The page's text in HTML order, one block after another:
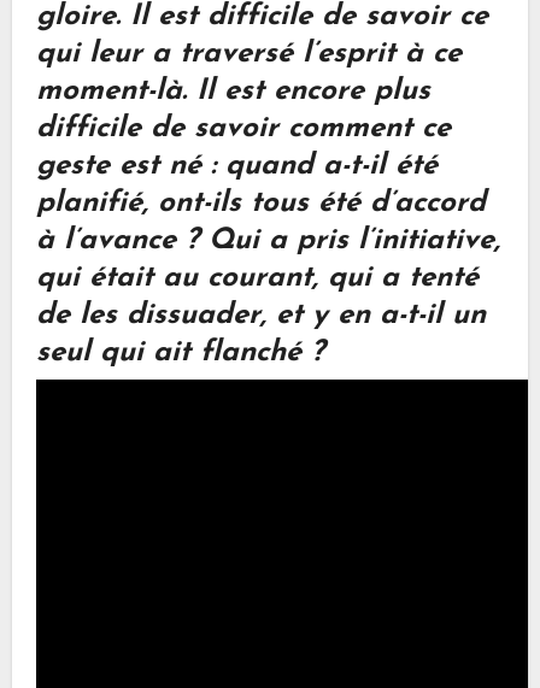
gloire. Il est difficile de savoir ce
qui leur a traversé l’esprit à ce
moment-là. Il est encore plus
difficile de savoir comment ce
geste est né : quand a-t-il été
planifié, ont-ils tous été d’accord
à l’avance ? Qui a pris l’initiative,
qui était au courant, qui a tenté
de les dissuader, et y en a-t-il un
seul qui ait flanché ?